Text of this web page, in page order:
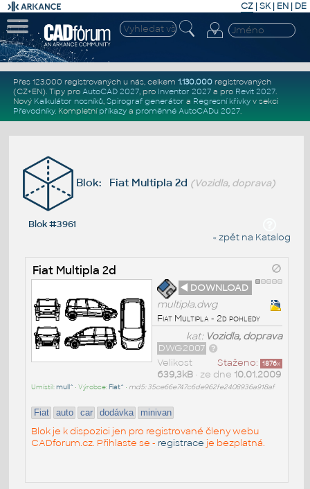
CZ | SK| EN | DE
Přes 123.000 registrovaných u nás, celkem 1.130.000registrovaných
(CZ+EN). Tipy pro AutoCAD 2027, pro Inventor 2027a pro Revit 2027.
Nový Kalkulátor nosníků, Spirograf generátor a Regresní křivkyv sekci
Převodníky. Kompletní příkazya proměnné AutoCADu 2027.
Blok: Fiat Multipla 2d (Vozidla, doprava)
Blok #3961
« zpět na Katalog
Fiat Multipla 2d
◄ DOWNLOAD
multipla.dwg
Fiat Multipla - 2d pohledy
kat: Vozidla, doprava
DWG2007
Staženo: 1876x
Velikost
639,3kB• ze dne 10.01.2009
Umístil:mull^ • Výrobce: Fiat^ • md5: 35ce66e747c6de962fe2408936a918af
Fiat auto car dodávka minivan
Blok je k dispozici jen pro registrované členy webu
CADforum.cz. Přihlaste se - registrace je bezplatná.